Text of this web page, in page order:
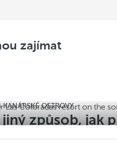
zajímat
OSTROVY
způsob, jak